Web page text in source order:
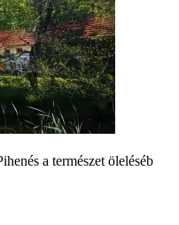
a természet öleléséb